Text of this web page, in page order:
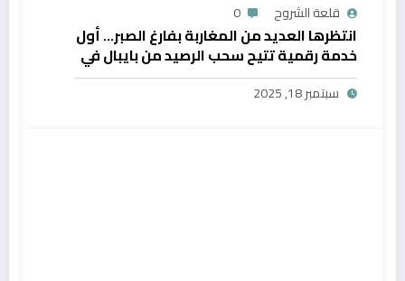
قلعة الشروح 0
انتظرها العديد من المغاربة بفارغ الصبر… أول
خدمة رقمية تتيح سحب الرصيد من بايبال في
المغرب
سبتمبر 18, 2025